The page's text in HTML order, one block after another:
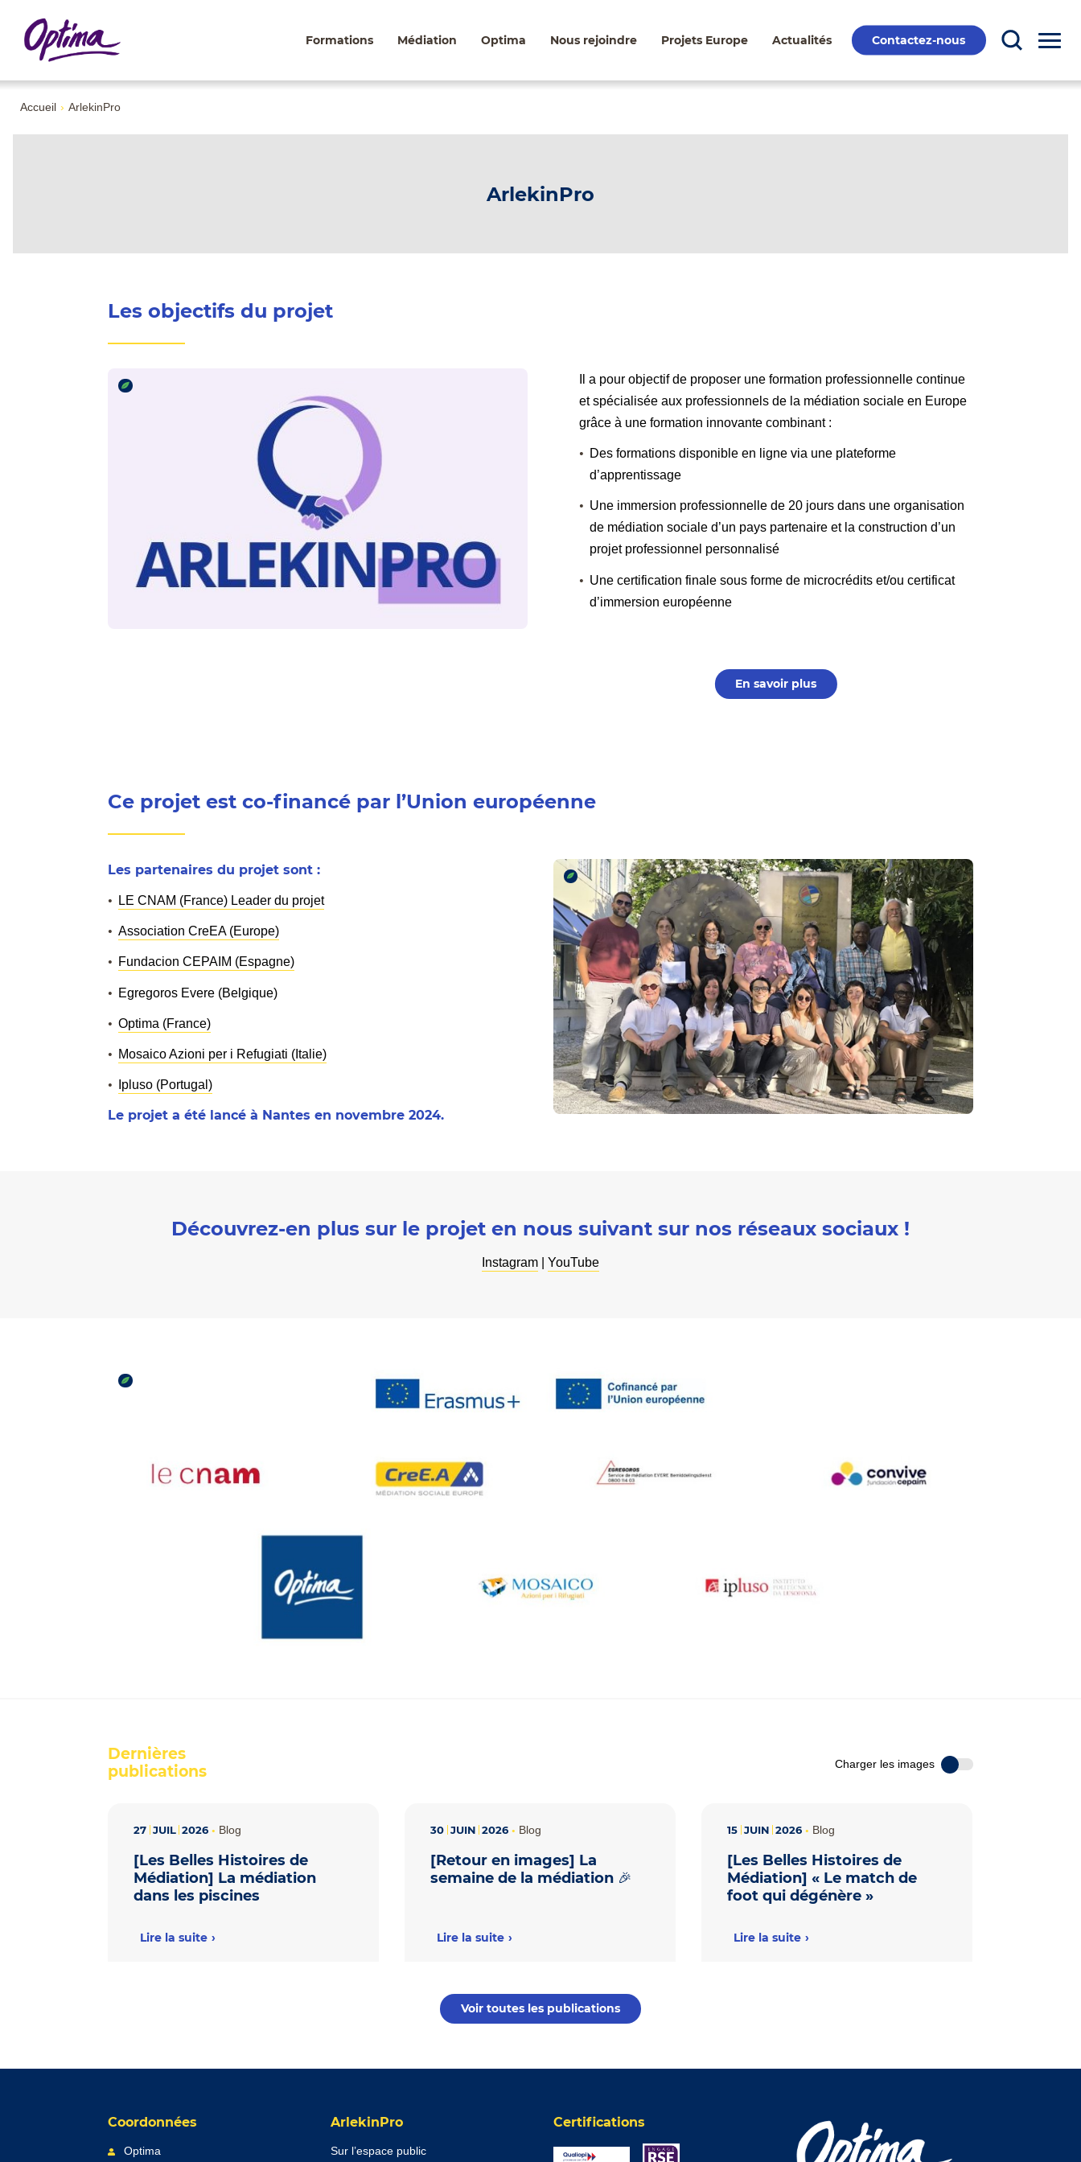
Formations Médiation Optima Nous rejoindre Projets Europe Actualités Contactez-nous
Accueil › ArlekinPro
ArlekinPro
Les objectifs du projet
Il a pour objectif de proposer une formation professionnelle continue
et spécialisée aux professionnels de la médiation sociale en Europe
grâce à une formation innovante combinant :
Des formations disponible en ligne via une plateforme
d’apprentissage
Une immersion professionnelle de 20 jours dans une organisation
de médiation sociale d’un pays partenaire et la construction d’un
projet professionnel personnalisé
Une certification finale sous forme de microcrédits et/ou certificat
d’immersion européenne
En savoir plus
Ce projet est co-financé par l’Union européenne
Les partenaires du projet sont :
LE CNAM (France) Leader du projet
Association CreEA (Europe)
Fundacion CEPAIM (Espagne)
Egregoros Evere (Belgique)
Optima (France)
Mosaico Azioni per i Refugiati (Italie)
Ipluso (Portugal)
Le projet a été lancé à Nantes en novembre 2024.
Découvrez-en plus sur le projet en nous suivant sur nos réseaux sociaux !
Instagram YouTube
Dernières
publications
Charger les images
27 JUIL 2026 • Blog
[Les Belles Histoires de
Médiation] La médiation
dans les piscines
Lire la suite
30 JUIN 2026 • Blog
[Retour en images] La
semaine de la médiation 🎉
Lire la suite
15 JUIN 2026 • Blog
[Les Belles Histoires de
Médiation] « Le match de
foot qui dégénère »
Lire la suite
Voir toutes les publications
Coordonnées
Optima
ArlekinPro
Sur l’espace public
Certifications